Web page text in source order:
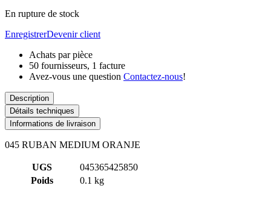
En rupture de stock
EnregistrerDevenir client
Achats par pièce
50 fournisseurs, 1 facture
Avez-vous une question Contactez-nous!
Description
Détails techniques
Informations de livraison
045 RUBAN MEDIUM ORANJE
UGS
045365425850
Poids
0.1 kg